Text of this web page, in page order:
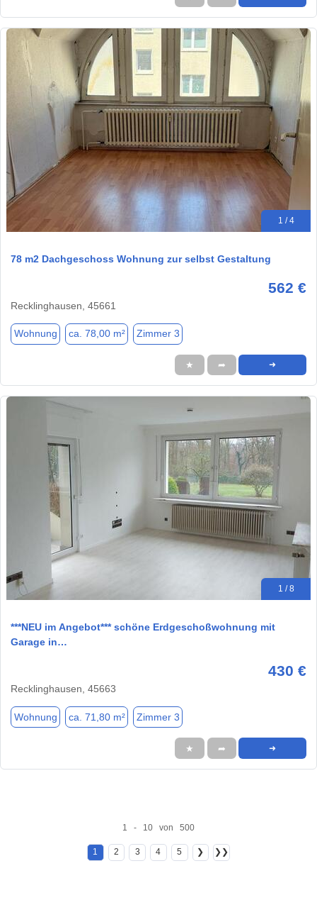
1 / 4
78 m2 Dachgeschoss Wohnung zur selbst Gestaltung
562 €
Recklinghausen, 45661
Wohnung ca. 78,00 m² Zimmer 3
★ ➦ ➜
1 / 8
***NEU im Angebot*** schöne Erdgeschoßwohnung mit
Garage in…
430 €
Recklinghausen, 45663
Wohnung ca. 71,80 m² Zimmer 3
★ ➦ ➜
1 - 10 von 500
1 2 3 4 5 ❯ ❯❯